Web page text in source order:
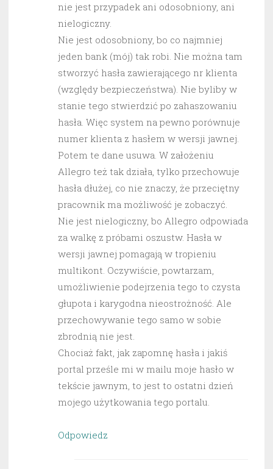
nie jest przypadek ani odosobniony, ani
nielogiczny.
Nie jest odosobniony, bo co najmniej
jeden bank (mój) tak robi. Nie można tam
stworzyć hasła zawierającego nr klienta
(względy bezpieczeństwa). Nie byliby w
stanie tego stwierdzić po zahaszowaniu
hasła. Więc system na pewno porównuje
numer klienta z hasłem w wersji jawnej.
Potem te dane usuwa. W założeniu
Allegro też tak działa, tylko przechowuje
hasła dłużej, co nie znaczy, że przeciętny
pracownik ma możliwość je zobaczyć.
Nie jest nielogiczny, bo Allegro odpowiada
za walkę z próbami oszustw. Hasła w
wersji jawnej pomagają w tropieniu
multikont. Oczywiście, powtarzam,
umożliwienie podejrzenia tego to czysta
głupota i karygodna nieostrożność. Ale
przechowywanie tego samo w sobie
zbrodnią nie jest.
Chociaż fakt, jak zapomnę hasła i jakiś
portal prześle mi w mailu moje hasło w
tekście jawnym, to jest to ostatni dzień
mojego użytkowania tego portalu.
Odpowiedz